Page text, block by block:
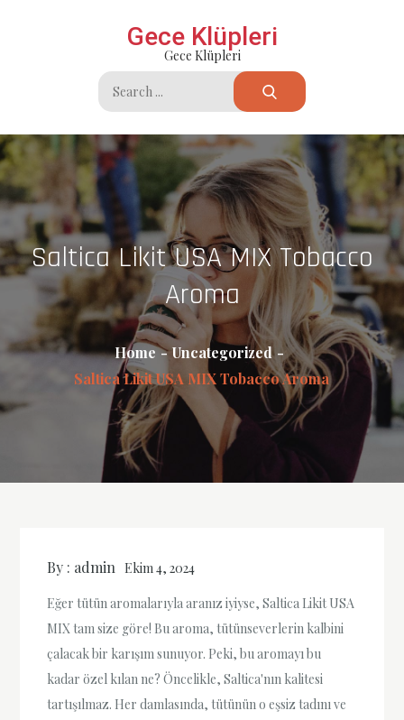
Gece Klüpleri
Gece Klüpleri
Search
for:
Saltica Likit USA MIX Tobacco
Aroma
Home
Uncategorized
Saltica Likit USA MIX Tobacco Aroma
By : admin Ekim 4, 2024
Eğer tütün aromalarıyla aranız iyiyse, Saltica Likit USA
MIX tam size göre! Bu aroma, tütünseverlerin kalbini
çalacak bir karışım sunuyor. Peki, bu aromayı bu
kadar özel kılan ne? Öncelikle, Saltica'nın kalitesi
tartışılmaz. Her damlasında, tütünün o eşsiz tadını ve